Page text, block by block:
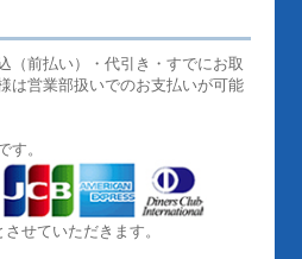
（前払い）・代引き・すでにお取
は営業部扱いでのお支払いが可能
。
せていただきます。